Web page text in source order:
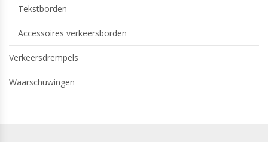
Tekstborden
Accessoires verkeersborden
Verkeersdrempels
Waarschuwingen